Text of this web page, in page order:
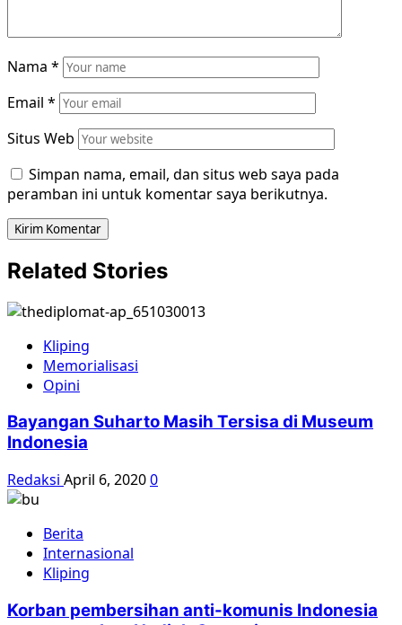
Nama *
Email *
Situs Web
Simpan nama, email, dan situs web saya pada
peramban ini untuk komentar saya berikutnya.
Related Stories
Kliping
Memorialisasi
Opini
Bayangan Suharto Masih Tersisa di Museum
Indonesia
Redaksi April 6, 20200
Berita
Internasional
Kliping
Korban pembersihan anti-komunis Indonesia